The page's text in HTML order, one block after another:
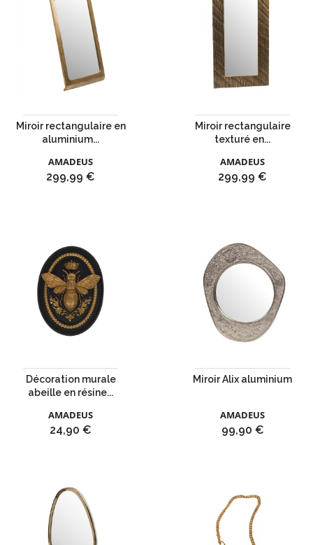
Miroir rectangulaire en
aluminium...
AMADEUS
Prix
299,99 €
Miroir rectangulaire
texturé en...
AMADEUS
Prix
299,99 €
Décoration murale
abeille en résine...
AMADEUS
Prix
24,90 €
Miroir Alix aluminium
AMADEUS
Prix
99,90 €